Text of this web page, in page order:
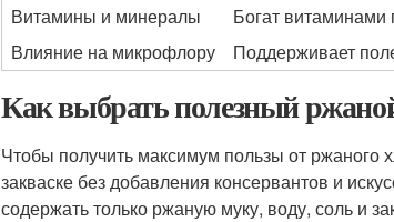
Витамины и минералы
Богат
Влияние на микрофлору
Поддерживает
Как выбрать полезный
Чтобы получить максимум пользы от ржаного
закваске без добавления консервантов и
содержать только ржаную муку, воду, соль и